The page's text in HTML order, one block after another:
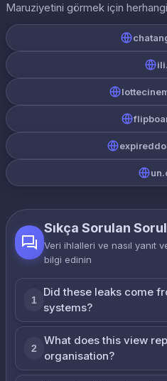
Maruziyetini görmek için herhangi
Sıkça Sorulan
Veri ihlalleri ve nasıl yanıt
bilgi edinin
1
Did these leaks come
systems?
2
What does this view
organisation?